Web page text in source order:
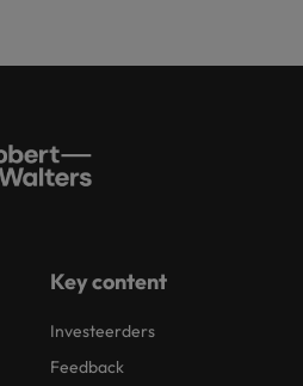
Key content
Investeerders
Feedback